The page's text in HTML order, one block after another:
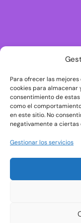
Para ofrecer las
cookies para almacenar
consentimiento de
como el
en este sitio. No
negativamente a
Gestionar los servicios
Rick and
The Big Bang
Theory
The Blues
Brothers
The
The Shining